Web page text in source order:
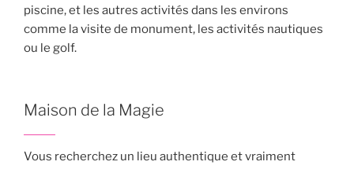
piscine, et les autres activités dans les environs
comme la visite de monument, les activités nautiques
ou le golf.
Maison de la Magie
Vous recherchez un lieu authentique et vraiment